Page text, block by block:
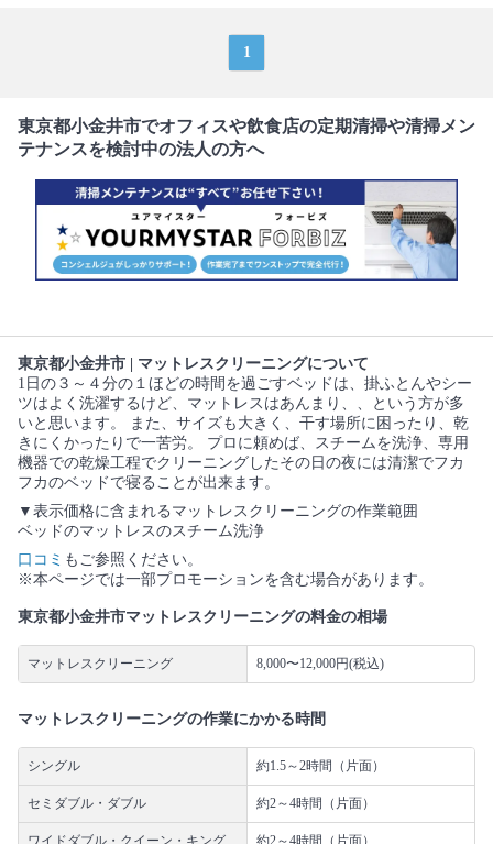
1
東京都小金井市でオフィスや飲食店の定期清掃や清掃メン
テナンスを検討中の法人の方へ
東京都小金井市 | マットレスクリーニングについて
1日の３～４分の１ほどの時間を過ごすベッドは、掛ふとんやシー
ツはよく洗濯するけど、マットレスはあんまり、、という方が多
いと思います。 また、サイズも大きく、干す場所に困ったり、乾
きにくかったりで一苦労。 プロに頼めば、スチームを洗浄、専用
機器での乾燥工程でクリーニングしたその日の夜には清潔でフカ
フカのベッドで寝ることが出来ます。
▼表示価格に含まれるマットレスクリーニングの作業範囲
ベッドのマットレスのスチーム洗浄
口コミ もご参照ください。
※本ページでは一部プロモーションを含む場合があります。
東京都小金井市マットレスクリーニングの料金の相場
マットレスクリーニング 8,000〜12,000円(税込)
マットレスクリーニングの作業にかかる時間
シングル 約1.5～2時間（片面）
セミダブル・ダブル 約2～4時間（片面）